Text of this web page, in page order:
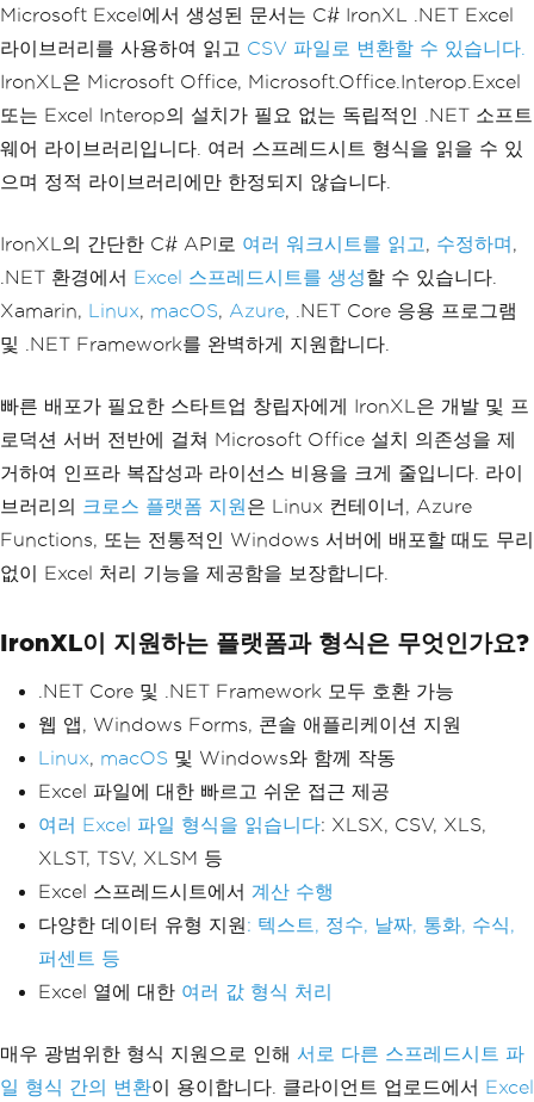
Microsoft Excel에서 생성된 문서는 C# IronXL .NET Excel
라이브러리를 사용하여 읽고 CSV 파일로 변환할 수 있습니다.
IronXL은 Microsoft Office, Microsoft.Office.Interop.Excel
또는 Excel Interop의 설치가 필요 없는 독립적인 .NET 소프트
웨어 라이브러리입니다. 여러 스프레드시트 형식을 읽을 수 있
으며 정적 라이브러리에만 한정되지 않습니다.
IronXL의 간단한 C# API로 여러 워크시트를 읽고, 수정하며 ,
.NET 환경에서 Excel 스프레드시트를 생성할 수 있습니다.
Xamarin, Linux, macOS, Azure, .NET Core 응용 프로그램
및 .NET Framework를 완벽하게 지원합니다.
빠른 배포가 필요한 스타트업 창립자에게 IronXL은 개발 및 프
로덕션 서버 전반에 걸쳐 Microsoft Office 설치 의존성을 제
거하여 인프라 복잡성과 라이선스 비용을 크게 줄입니다. 라이
브러리의
크로스 플랫폼 지원 은 Linux 컨테이너, Azure
Functions, 또는 전통적인 Windows 서버에 배포할 때도 무리
없이 Excel 처리 기능을 제공함을 보장합니다.
IronXL이 지원하는 플랫폼과 형식은 무엇인가요?
.NET Core 및 .NET Framework 모두 호환 가능
웹 앱, Windows Forms, 콘솔 애플리케이션 지원
Linux, macOS 및 Windows와 함께 작동
Excel 파일에 대한 빠르고 쉬운 접근 제공
여러 Excel 파일 형식을 읽습니다: XLSX, CSV, XLS,
XLST, TSV, XLSM 등
Excel 스프레드시트에서 계산 수행
다양한 데이터 유형 지원 : 텍스트, 정수, 날짜, 통화, 수식,
퍼센트 등
Excel 열에 대한 여러 값 형식 처리
매우 광범위한 형식 지원으로 인해 서로 다른 스프레드시트 파
일 형식 간의 변환이 용이합니다. 클라이언트 업로드에서 Excel